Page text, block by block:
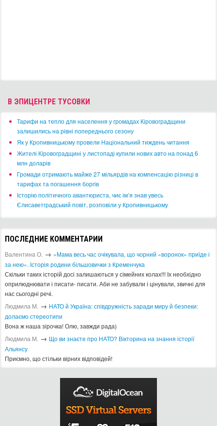
В ЭПИЦЕНТРЕ ТУСОВКИ
​Тарифи на тепло для населення у громадах Кіровоградщини
залишились на рівні попереднього сезону
​Як у Кропивницькому провели Національний тиждень читання
​Жителі Кіровоградщині у листопаді купили нових авто на понад 6
млн доларів
​Громади отримають майже 27 мільярдів на компенсацію різниці в
тарифах та погашення боргів
Історію політичного авантюриста, чиє ім’я знав увесь
Єлисаветградський повіт, розповіли у Кропивницькому
ПОСЛЕДНИЕ КОММЕНТАРИИ
Валентина О. → «Мама весь час очікувала, що чорний «воронок» приїде і
за нею». Історія родини більшовички з Кременчука
Скільки таких історій досі залишаються у сімейних колах!!! Іх необхідно
оприлюднювати і писати- писати. Аби не забували і цінували, звичні для
нас сьогодні речі.
Людмила М. → ​НАТО й Україна: співдружність заради миру й безпеки:
долаємо стереотипи
Вона ж наша зірочка! Олю, завжди рада)
Людмила М. → Що ви знаєте про НАТО? Вікторина на знання історії
Альянсу ​
Приємно, що стільки вірних відповідей!